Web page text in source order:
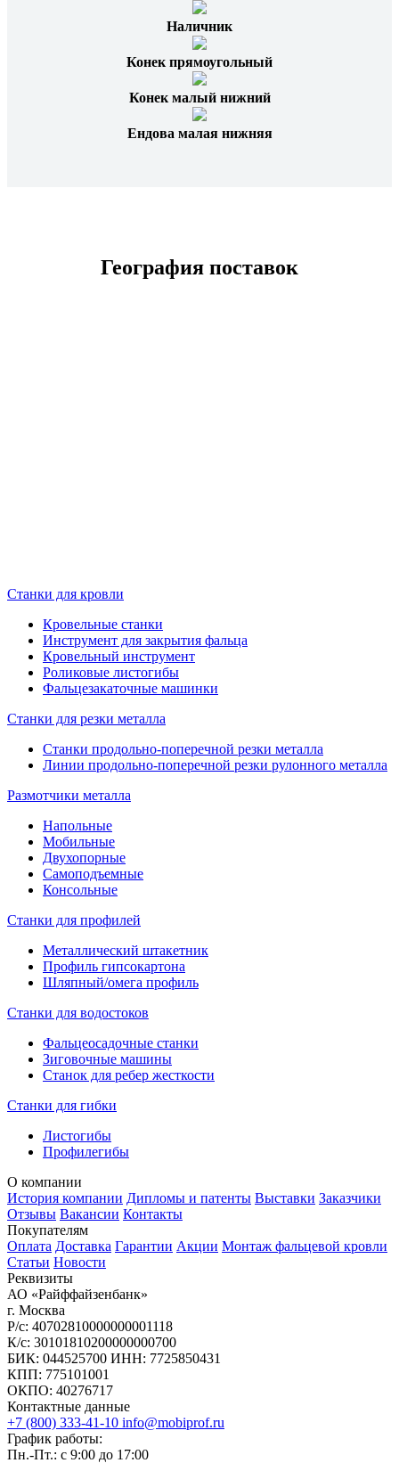
Наличник
Конек прямоугольный
Конек малый нижний
Ендова малая нижняя
География поставок
Станки для кровли
Кровельные станки
Инструмент для закрытия фальца
Кровельный инструмент
Роликовые листогибы
Фальцезакаточные машинки
Станки для резки металла
Станки продольно-поперечной резки металла
Линии продольно-поперечной резки рулонного металла
Размотчики металла
Напольные
Мобильные
Двухопорные
Самоподъемные
Консольные
Станки для профилей
Металлический штакетник
Профиль гипсокартона
Шляпный/омега профиль
Станки для водостоков
Фальцеосадочные станки
Зиговочные машины
Станок для ребер жесткости
Станки для гибки
Листогибы
Профилегибы
О компании
История компании Дипломы и патенты Выставки Заказчики
Отзывы Вакансии Контакты
Покупателям
Оплата Доставка Гарантии Акции Монтаж фальцевой кровли
Статьи Новости
Реквизиты
АО «Райффайзенбанк»
г. Москва
Р/с: 40702810000000001118
К/с: 30101810200000000700
БИК: 044525700 ИНН: 7725850431
КПП: 775101001
ОКПО: 40276717
Контактные данные
+7 (800) 333-41-10 info@mobiprof.ru
График работы:
Пн.-Пт.: с 9:00 до 17:00